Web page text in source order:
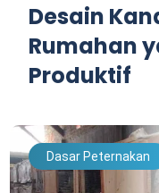
Desain
Rumahan
Produktif
Dasar Peternakan